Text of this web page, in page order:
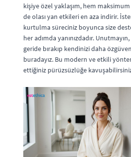
kişiye özel yaklaşım, hem
de olası yan etkileri en aza indirir.
kurtulma süreciniz boyunca size
her adımda yanınızdadır. Unutmayın,
geride bırakıp kendinizi daha
buradayız. Bu modern ve etkili
ettiğiniz pürüzsüzlüğe